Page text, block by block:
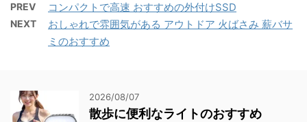
PREV コンパクトで高速 おすすめの外付けSSD
NEXT
おしゃれで雰囲気がある アウトドア 火ばさみ 薪バサ
ミのおすすめ
2026/08/07
散歩に便利なライトのおすすめ